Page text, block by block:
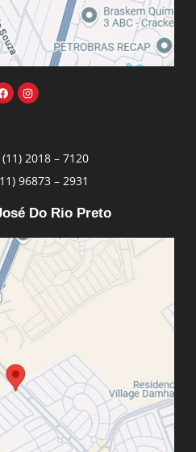
2018 – 7120
96873 – 2931
Do Rio Preto